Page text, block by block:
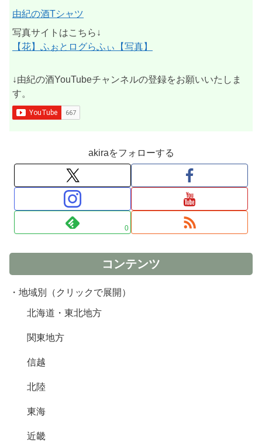
由紀の酒Tシャツ
写真サイトはこちら↓
【花】ふぉとログらふぃ【写真】
↓由紀の酒YouTubeチャンネルの登録をお願いいたしま
す。
akiraをフォローする
0
コンテンツ
・地域別（クリックで展開）
北海道・東北地方
関東地方
信越
北陸
東海
近畿